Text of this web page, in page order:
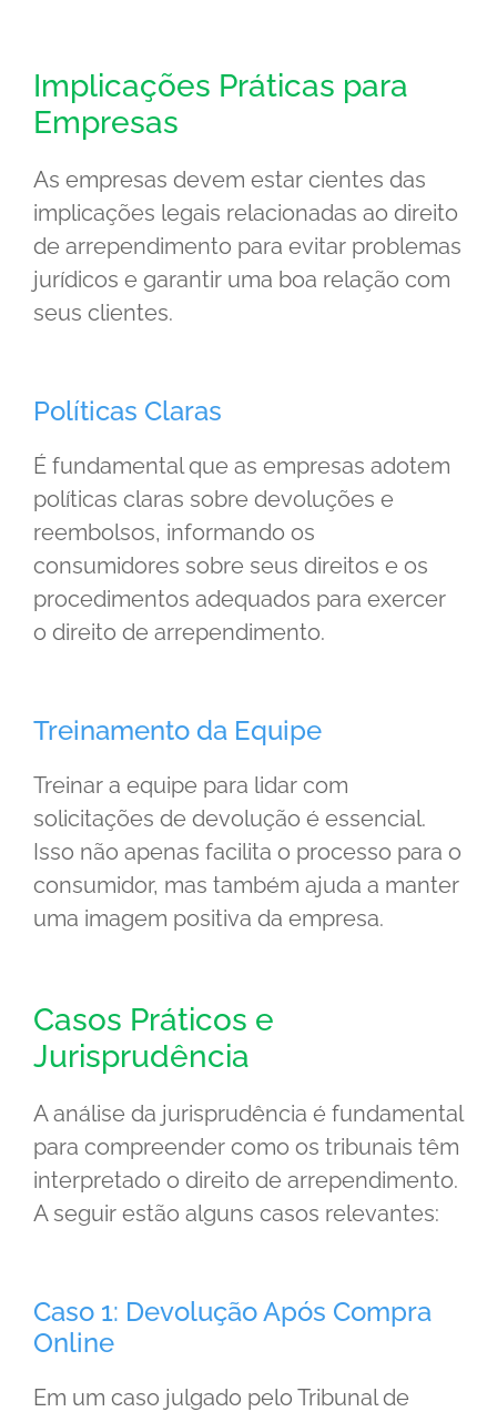
Implicações Práticas para
Empresas
As empresas devem estar cientes das
implicações legais relacionadas ao direito
de arrependimento para evitar problemas
jurídicos e garantir uma boa relação com
seus clientes.
Políticas Claras
É fundamental que as empresas adotem
políticas claras sobre devoluções e
reembolsos, informando os
consumidores sobre seus direitos e os
procedimentos adequados para exercer
o direito de arrependimento.
Treinamento da Equipe
Treinar a equipe para lidar com
solicitações de devolução é essencial.
Isso não apenas facilita o processo para o
consumidor, mas também ajuda a manter
uma imagem positiva da empresa.
Casos Práticos e
Jurisprudência
A análise da jurisprudência é fundamental
para compreender como os tribunais têm
interpretado o direito de arrependimento.
A seguir estão alguns casos relevantes:
Caso 1: Devolução Após Compra
Online
Em um caso julgado pelo Tribunal de